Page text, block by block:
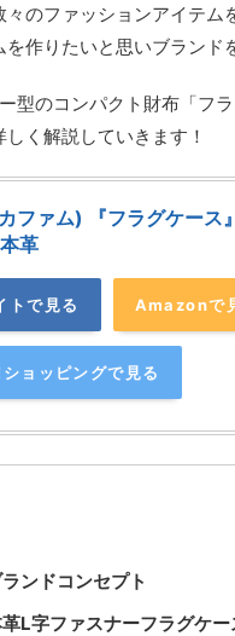
のファッションアイテ
作りたいと思いブランド
型のコンパクト財布「フ
く解説していきます！
ファム) 『フラグケース
革
トで見る Amazonで
ョッピングで見る
ンドコンセプト
L字ファスナーフラグケー